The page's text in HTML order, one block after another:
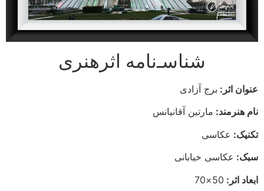
شناسـ‌نامه اثرهنری
عنوان اثر: برج آزادی
نام هنرمند: مارتین آقانیانس
تکنیک: عکاسی
سبک: عکاسی خیابانی
ابعاد اثر: 50×70